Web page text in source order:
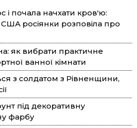
і почала начхати кров'ю:
росіянки розповіла про
як вибрати практичне
ванної кімнати
з солдатом з Рівненщини,
під декоративну
фарбу